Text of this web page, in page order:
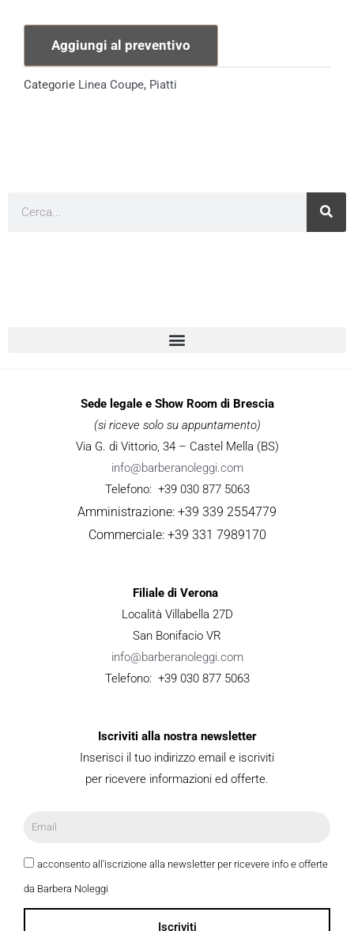
Coupe
quantità
Aggiungi al preventivo
Categorie Linea Coupe, Piatti
Sede legale e Show Room di Brescia
(si riceve solo su appuntamento)
Via G. di Vittorio, 34 – Castel Mella (BS)
info@barberanoleggi.com
Telefono: +39 030 877 5063
Amministrazione: +39 339 2554779
Commerciale: +39 331 7989170
Filiale di Verona
Località Villabella 27D
San Bonifacio VR
info@barberanoleggi.com
Telefono: +39 030 877 5063
Iscriviti alla nostra newsletter
Inserisci il tuo indirizzo email e iscriviti
per ricevere informazioni ed offerte.
acconsento all'iscrizione alla newsletter per ricevere info e offerte
da Barbera Noleggi
Iscriviti